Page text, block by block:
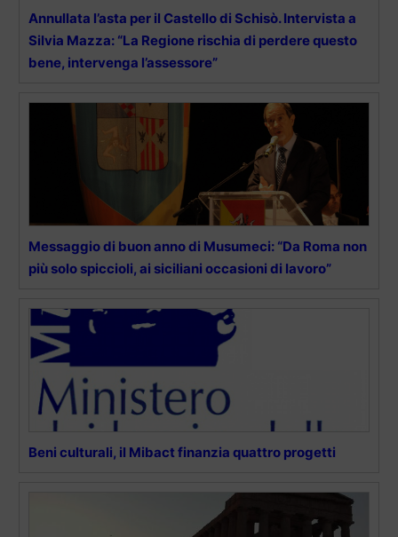
Annullata l’asta per il Castello di Schisò. Intervista a
Silvia Mazza: “La Regione rischia di perdere questo
bene, intervenga l’assessore”
Messaggio di buon anno di Musumeci: “Da Roma non
più solo spiccioli, ai siciliani occasioni di lavoro”
Beni culturali, il Mibact finanzia quattro progetti